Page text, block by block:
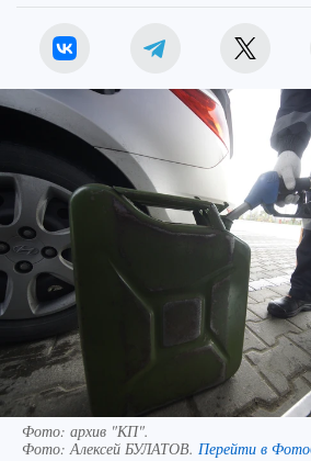
Фото: архив "КП".
Фото:Алексей БУЛАТОВ. Перейти в